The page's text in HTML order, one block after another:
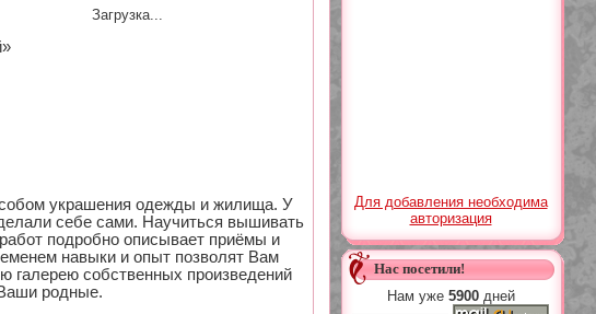
Загрузка...
украшения одежды и жилища. У
себе сами. Научиться вышивать
подробно описывает приёмы и
навыки и опыт позволят Вам
галерею собственных произведений
родные.
Для добавления необходима
авторизация
Нас посетили!
Нам уже 5900дней